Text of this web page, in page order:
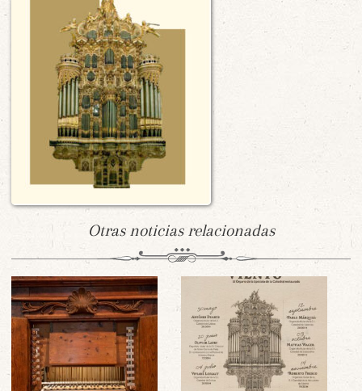
Otras noticias relacionadas